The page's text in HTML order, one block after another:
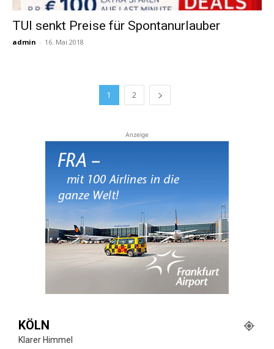
TUI senkt Preise für Spontanurlauber
admin - 16. Mai 2018
1 2
Anzeige
KÖLN
Klarer Himmel